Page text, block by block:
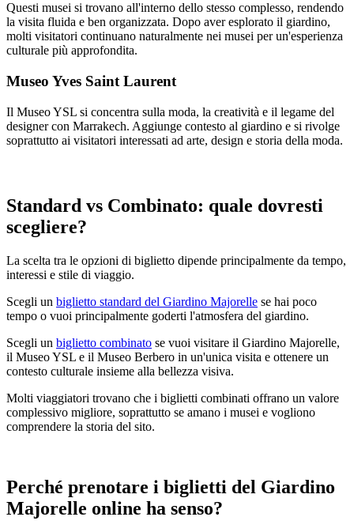
Questi musei si trovano all'interno dello stesso complesso, rendendo
la visita fluida e ben organizzata. Dopo aver esplorato il giardino,
molti visitatori continuano naturalmente nei musei per un'esperienza
culturale più approfondita.
Museo Yves Saint Laurent
Il Museo YSL si concentra sulla moda, la creatività e il legame del
designer con Marrakech. Aggiunge contesto al giardino e si rivolge
soprattutto ai visitatori interessati ad arte, design e storia della moda.
Standard vs Combinato: quale dovresti
scegliere?
La scelta tra le opzioni di biglietto dipende principalmente da tempo,
interessi e stile di viaggio.
Scegli un biglietto standard del Giardino Majorelle se hai poco
tempo o vuoi principalmente goderti l'atmosfera del giardino.
Scegli un biglietto combinato se vuoi visitare il Giardino Majorelle,
il Museo YSL e il Museo Berbero in un'unica visita e ottenere un
contesto culturale insieme alla bellezza visiva.
Molti viaggiatori trovano che i biglietti combinati offrano un valore
complessivo migliore, soprattutto se amano i musei e vogliono
comprendere la storia del sito.
Perché prenotare i biglietti del Giardino
Majorelle online ha senso?